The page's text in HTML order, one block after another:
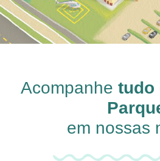
Acompanhe tudo
em nossas